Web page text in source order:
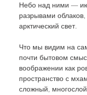
Небо над ними —
разрывами облаков,
арктический свет.
Что мы видим на
почти бытовом
воображении как
пространство с
сложный,